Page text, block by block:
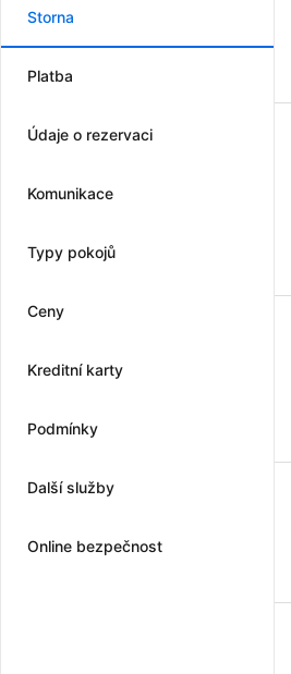
Storna
Platba
Údaje o rezervaci
Komunikace
Typy pokojů
Ceny
Kreditní karty
Podmínky
Další služby
Online bezpečnost